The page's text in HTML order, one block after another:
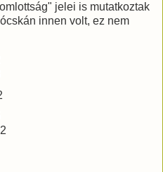
jelei is mutatkoztak
innen volt, ez nem